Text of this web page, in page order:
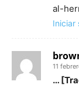
al-
Iniciar
11
…